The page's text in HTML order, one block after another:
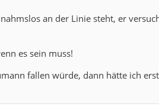
an der Linie steht, er
es sein muss!
fallen würde, dann hätte ich